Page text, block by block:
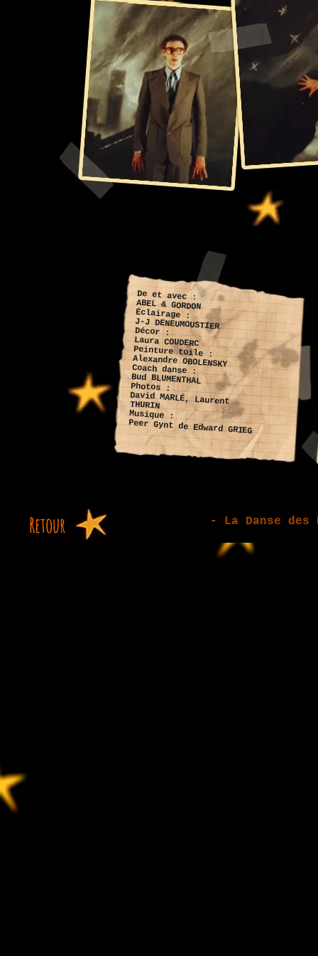
Retour
De et avec :
ABEL & GORDON
Éclairage :
J-J DENEUMOUSTIER
Décor :
Laura COUDERC
Peinture toile :
Alexandre OBOLENSKY
Coach danse :
Bud BLUMENTHAL
Photos :
David MARLÉ, Laurent
THURIN
Musique :
Peer Gynt de Edward GRIEG
Retour - La Danse des